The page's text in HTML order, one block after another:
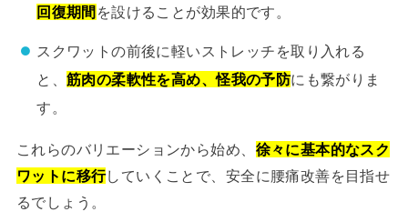
回復期間 を設けることが効果的です。
スクワットの前後に軽いストレッチを取り入れる
と、 筋肉の柔軟性を高め、怪我の予防にも繋がりま
す。
これらのバリエーションから始め、 徐々に基本的なスク
ワットに移行していくことで、安全に腰痛改善を目指せ
るでしょう。